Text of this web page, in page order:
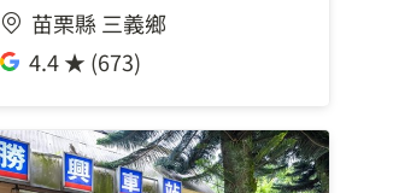
苗栗縣 三義鄉
4.4 ★ (673)